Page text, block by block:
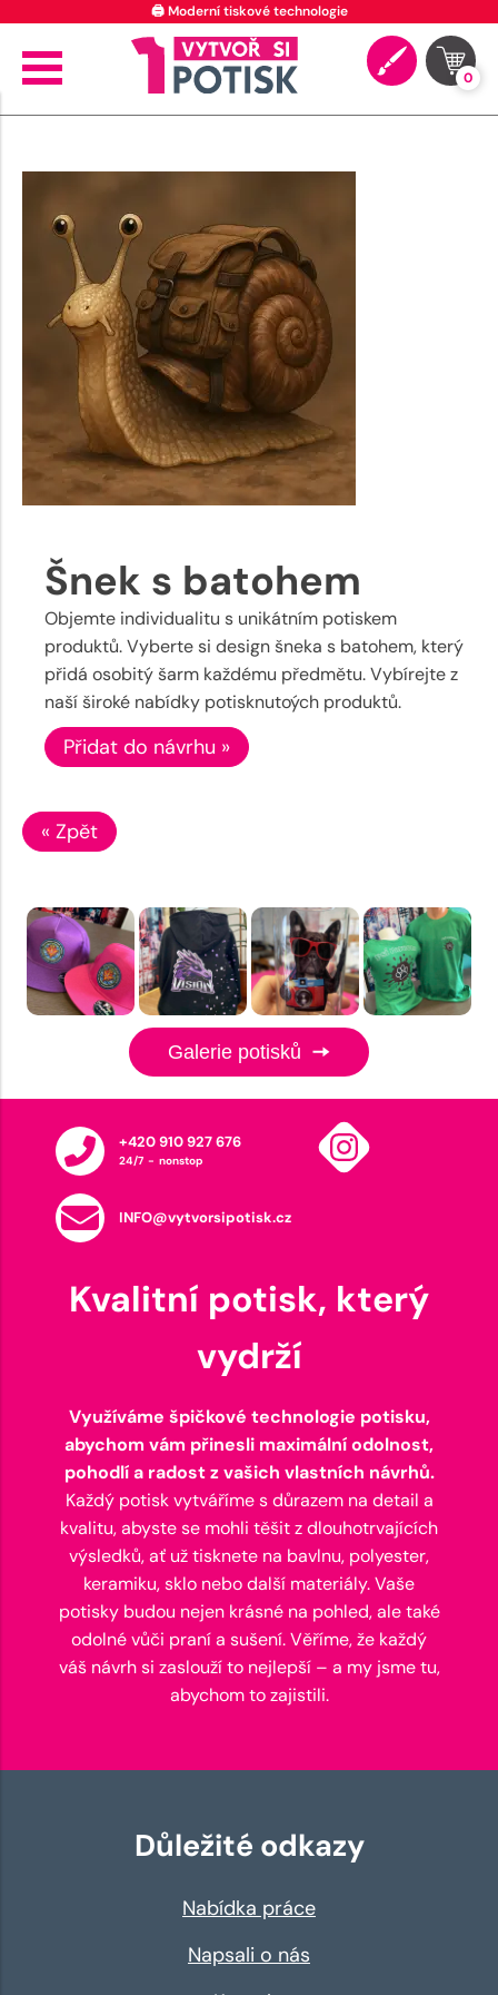
🖨️ Moderní tiskové technologie
0
Šnek s batohem
Objemte individualitu s unikátním potiskem
produktů. Vyberte si design šneka s batohem, který
přidá osobitý šarm každému předmětu. Vybírejte z
naší široké nabídky potisknutoých produktů.
Přidat do návrhu »
« Zpět
Galerie potisků
+420 910 927 676
24/7 - nonstop
INFO@vytvorsipotisk.cz
Kvalitní potisk, který
vydrží
Využíváme špičkové technologie potisku,
abychom vám přinesli maximální odolnost,
pohodlí a radost z vašich vlastních návrhů.
Každý potisk vytváříme s důrazem na detail a
kvalitu, abyste se mohli těšit z dlouhotrvajících
výsledků, ať už tisknete na bavlnu, polyester,
keramiku, sklo nebo další materiály. Vaše
potisky budou nejen krásné na pohled, ale také
odolné vůči praní a sušení. Věříme, že každý
váš návrh si zaslouží to nejlepší – a my jsme tu,
abychom to zajistili.
Důležité odkazy
Nabídka práce
Napsali o nás